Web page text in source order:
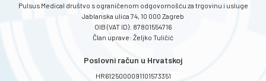
Pulsus Medical društvo s ograničenom odgovornošću za trgovinu i usluge
Jablanska ulica 74, 10 000 Zagreb
OIB (VAT ID): 87801554716
Član uprave: Željko Tuličić
Poslovni račun u Hrvatskoj
HR6125000091101573351